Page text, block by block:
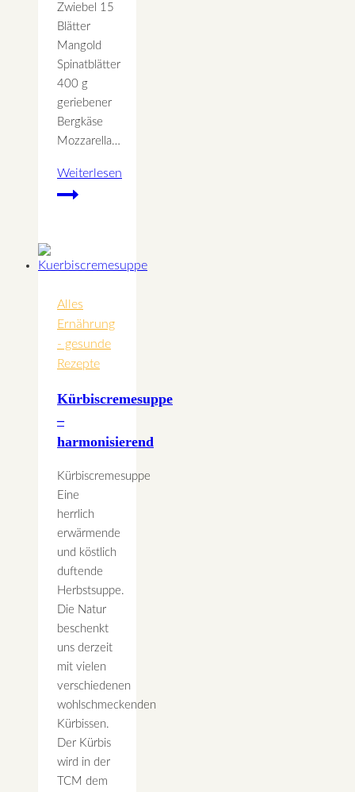
Zwiebel 15
Blätter
Mangold
Spinatblätter
400 g
geriebener
Bergkäse
Mozzarella…
Weiterlesen
Zucchini
Alles
Ernährung
- gesunde
Rezepte
Kürbiscremesuppe
–
harmonisierend
Kürbiscremesuppe
Eine
herrlich
erwärmende
und köstlich
duftende
Herbstsuppe.
Die Natur
beschenkt
uns derzeit
mit vielen
verschiedenen
wohlschmeckenden
Kürbissen.
Der Kürbis
wird in der
TCM dem